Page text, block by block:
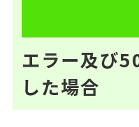
エラー及び
した場合